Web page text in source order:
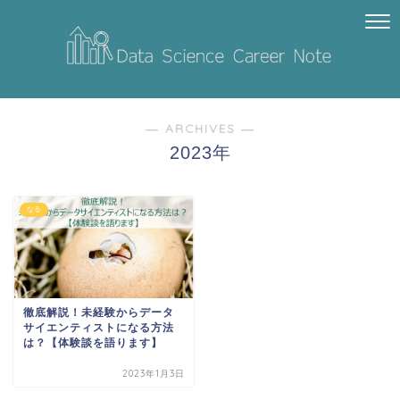
― ARCHIVES ―
2023年
なる
徹底解説！未経験からデータ
サイエンティストになる方法
は？【体験談を語ります】
2023年1月3日